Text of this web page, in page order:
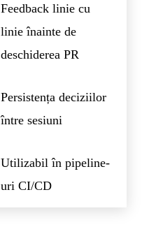
Feedback linie cu
linie înainte de
deschiderea PR
Persistența deciziilor
între sesiuni
Utilizabil în pipeline-
uri CI/CD